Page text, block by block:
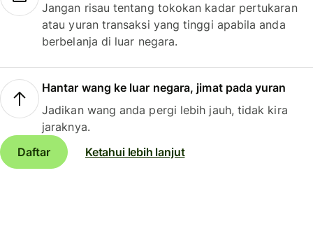
Jangan risau tentang tokokan kadar pertukaran
atau yuran transaksi yang tinggi apabila anda
berbelanja di luar negara.
Hantar wang ke luar negara, jimat pada yuran
Jadikan wang anda pergi lebih jauh, tidak kira
jaraknya.
Daftar
Ketahui lebih lanjut